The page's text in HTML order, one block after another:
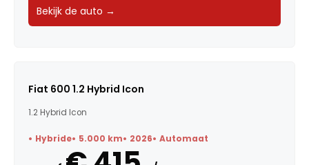
Bekijk de auto →
Fiat 600 1.2 Hybrid Icon
1.2 Hybrid Icon
Hybride 5.000 km 2026 Automaat